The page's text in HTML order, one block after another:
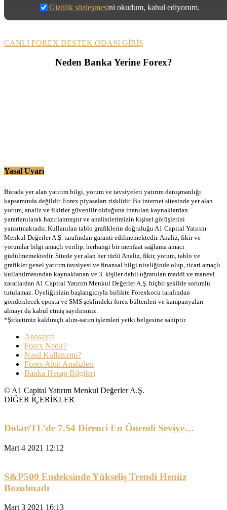
Gizlilik sözleşmesini okudum, kabul ediyorum.
CANLI FOREX DESTEK ODASI GİRİŞ
Neden Banka Yerine Forex?
Yasal Uyarı
Burada yer alan yatırım bilgi, yorum ve tavsiyeleri yatırım danışmanlığı
kapsamında değildir. Forex piyasaları risklidir. Bu internet sitesinde yer alan
yorum, analiz ve fikirler güvenilir olduğuna inanılan kaynaklardan
yararlanılarak hazırlanmıştır ve analistlerimizin kişisel görüşlerini
yansıtmaktadır. Kullanılan tablo grafiklerin doğruluğu A1 Capital Yatırım
Menkul Değerler A.Ş. tarafından garanti edilmemektedir. Analiz, fikir ve
yorumlar bilgi amaçlı verilip, herhangi bir menfaat sağlama amacı
güdülmemektedir. Sitede yer alan her türlü Analiz, fikir, yorum, tablo ve
grafikler genel yatırım tavsiyesi ve finansal bilgi niteliğinde olup, ticari amaçlı
kullanılmasından kaynaklanan ve 3. kişiler dahil uğranılan maddi ve manevi
zararlardan A1 Capital Yatırım Menkul Değerler A.Ş. hiçbir şekilde sorumlu
tutulamaz. Üyeliğinizin başlangıcıyla birlikte Forexkocu tarafından
gönderilecek eposta ve SMS şeklindeki forex bültenleri ve kampanyaları
almayı da kabul etmiş sayılırsınız.
*Şirketimiz kaldıraçlı alım-satım işlemleri yetki belgesine sahiptir.
Anasayfa
Forex Nedir?
Nasıl Kullanırım?
Forex Altın Analizleri
Banka Hesap Bilgileri
© A1 Capital Yatırım Menkul Değerler A.Ş.
DİĞER İÇERİKLER
Dolar/TL’de 7.54 Direnci En Önemli Seviye…
Mart 4 2021 12:12
S&P500 Endeksinde Yükseliş Trendi Henüz
Bozulmadı
Mart 3 2021 16:13